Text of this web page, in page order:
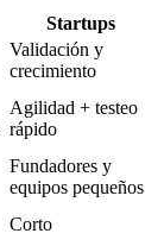
Startups
Validación y
crecimiento
Agilidad + testeo
rápido
Fundadores y
equipos pequeños
Corto